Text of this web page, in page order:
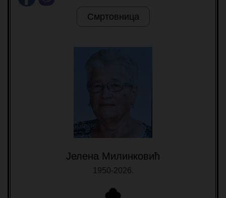
Смртовница
Јелена Милинковић
1950-2026.